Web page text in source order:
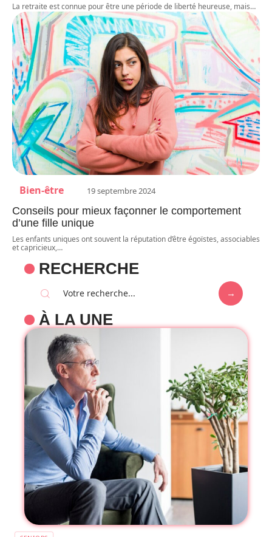
La retraite est connue pour être une période de liberté heureuse, mais…
Bien-être 19 septembre 2024
Conseils pour mieux façonner le comportement
d’une fille unique
Les enfants uniques ont souvent la réputation d’être égoïstes, associables
et capricieux,…
RECHERCHE
À LA UNE